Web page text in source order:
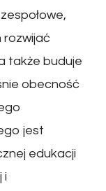
rozwijać
także buduje
obecność
jest
edukacji
i